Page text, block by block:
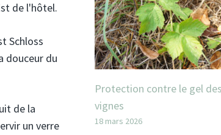
de l'hôtel.
Schloss
douceur du
de la
un verre
Protection contre le gel des
vignes
18 mars 2026